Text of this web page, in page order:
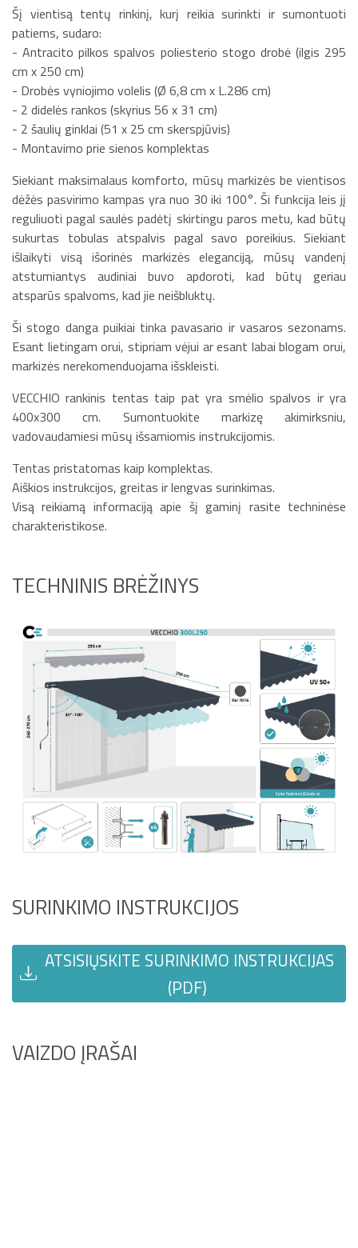
Šį vientisą tentų rinkinį, kurį reikia surinkti ir sumontuoti
patiems, sudaro:
- Antracito pilkos spalvos poliesterio stogo drobė (ilgis 295
cm x 250 cm)
- Drobės vyniojimo volelis (Ø 6,8 cm x L.286 cm)
- 2 didelės rankos (skyrius 56 x 31 cm)
- 2 šaulių ginklai (51 x 25 cm skerspjūvis)
- Montavimo prie sienos komplektas
Siekiant maksimalaus komforto, mūsų markizės be vientisos
dėžės pasvirimo kampas yra nuo 30 iki 100°. Ši funkcija leis jį
reguliuoti pagal saulės padėtį skirtingu paros metu, kad būtų
sukurtas tobulas atspalvis pagal savo poreikius. Siekiant
išlaikyti visą išorinės markizės eleganciją, mūsų vandenį
atstumiantys audiniai buvo apdoroti, kad būtų geriau
atsparūs spalvoms, kad jie neišbluktų.
Ši stogo danga puikiai tinka pavasario ir vasaros sezonams.
Esant lietingam orui, stipriam vėjui ar esant labai blogam orui,
markizės nerekomenduojama išskleisti.
VECCHIO rankinis tentas taip pat yra smėlio spalvos ir yra
400x300 cm. Sumontuokite markizę akimirksniu,
vadovaudamiesi mūsų išsamiomis instrukcijomis.
Tentas pristatomas kaip komplektas.
Aiškios instrukcijos, greitas ir lengvas surinkimas.
Visą reikiamą informaciją apie šį gaminį rasite techninėse
charakteristikose.
TECHNINIS BRĖŽINYS
SURINKIMO INSTRUKCIJOS
ATSISIŲSKITE SURINKIMO INSTRUKCIJAS
(PDF)
VAIZDO ĮRAŠAI